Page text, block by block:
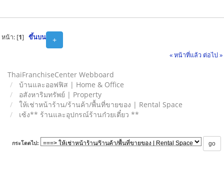
+
หน้า: [1] ขึ้นบน
« หน้าที่แล้ว ต่อไป »
ThaiFranchiseCenter Webboard
บ้านและออฟฟิส | Home & Office
อสังหาริมทรัพย์ | Property
ให้เช่าหน้าร้าน/ร้านค้า/พื้นที่ขายของ | Rental Space
เซ้ง** ร้านและอุปกรณ์ร้านก๋วยเตี๋ยว **
กระโดดไป: